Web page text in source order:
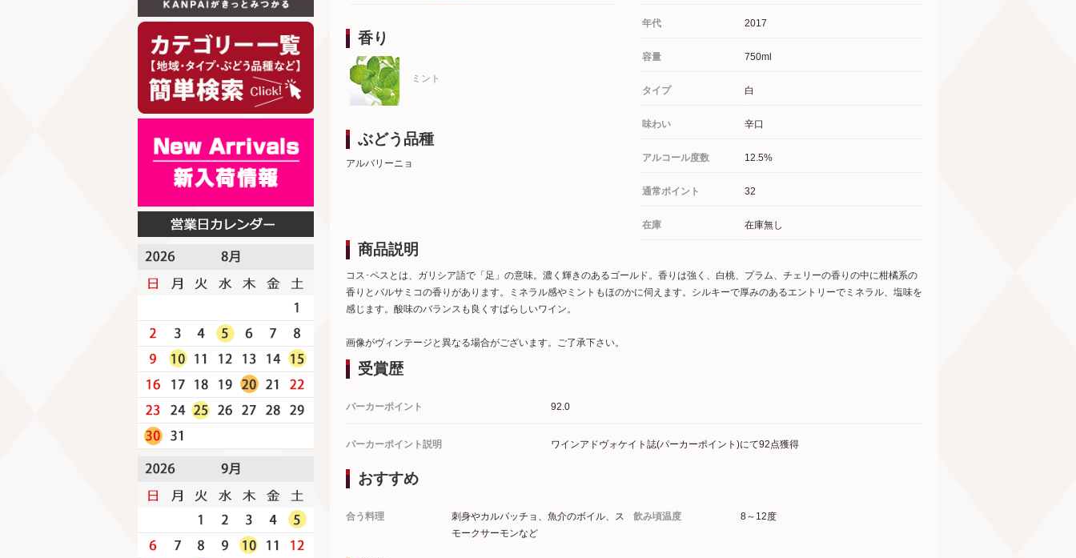
年代 2017
容量 750ml
タイプ 白
味わい 辛口
アルコール度数 12.5%
通常ポイント 32
在庫 在庫無し
香り
ミント
ぶどう品種
アルバリーニョ
商品説明
コス･ペスとは、ガリシア語で「足」の意味。濃く輝きのあるゴールド。香りは強く、白桃、プラム、チェリーの香りの中に柑橘系の
香りとバルサミコの香りがあります。ミネラル感やミントもほのかに伺えます。シルキーで厚みのあるエントリーでミネラル、塩味を
感じます。酸味のバランスも良くすばらしいワイン。
画像がヴィンテージと異なる場合がございます。ご了承下さい。
受賞歴
パーカーポイント 92.0
パーカーポイント説明 ワインアドヴォケイト誌(パーカーポイント)にて92点獲得
おすすめ
合う料理
刺身やカルパッチョ、魚介のボイル、ス
モークサーモンなど
飲み頃温度 8～12度